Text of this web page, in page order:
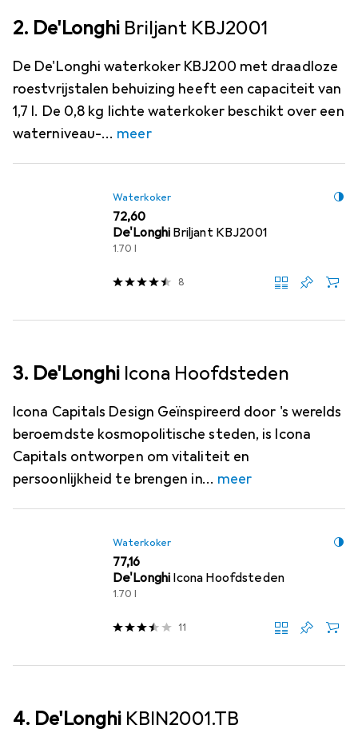
2. De'Longhi Briljant KBJ2001
De De'Longhi waterkoker KBJ200 met draadloze
roestvrijstalen behuizing heeft een capaciteit van
1,7 l. De 0,8 kg lichte waterkoker beschikt over een
waterniveau-
meer
Waterkoker
EUR
72,60
De'Longhi Briljant KBJ2001
1.70 l
8
3. De'Longhi Icona Hoofdsteden
Icona Capitals Design Geïnspireerd door 's werelds
beroemdste kosmopolitische steden, is Icona
Capitals ontworpen om vitaliteit en
persoonlijkheid te brengen in
meer
Waterkoker
EUR
77,16
De'Longhi Icona Hoofdsteden
1.70 l
11
4. De'Longhi KBIN2001.TB